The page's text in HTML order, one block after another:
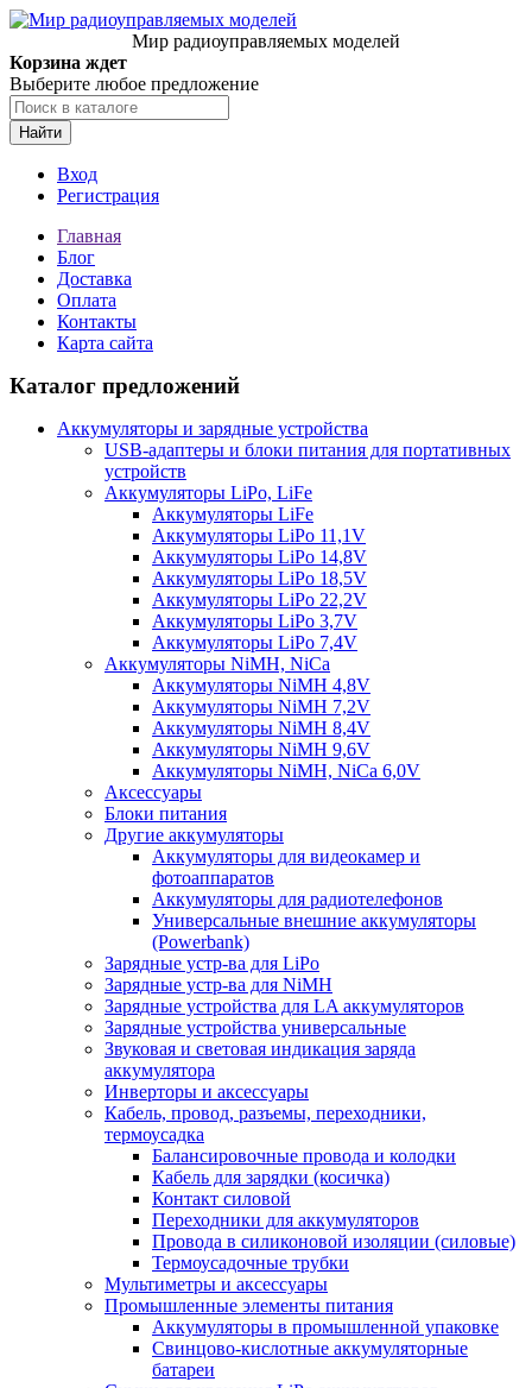
Мир радиоуправляемых моделей
Корзина ждет
Выберите любое предложение
Найти
Вход
Регистрация
Главная
Блог
Доставка
Оплата
Контакты
Карта сайта
Каталог предложений
Аккумуляторы и зарядные устройства
USB-адаптеры и блоки питания для портативных
устройств
Аккумуляторы LiPo, LiFe
Аккумуляторы LiFe
Аккумуляторы LiPo 11,1V
Аккумуляторы LiPo 14,8V
Аккумуляторы LiPo 18,5V
Аккумуляторы LiPo 22,2V
Аккумуляторы LiPo 3,7V
Аккумуляторы LiPo 7,4V
Аккумуляторы NiMH, NiCa
Аккумуляторы NiMH 4,8V
Аккумуляторы NiMH 7,2V
Аккумуляторы NiMH 8,4V
Аккумуляторы NiMH 9,6V
Аккумуляторы NiMH, NiCa 6,0V
Аксессуары
Блоки питания
Другие аккумуляторы
Аккумуляторы для видеокамер и
фотоаппаратов
Аккумуляторы для радиотелефонов
Универсальные внешние аккумуляторы
(Powerbank)
Зарядные устр-ва для LiPo
Зарядные устр-ва для NiMH
Зарядные устройства для LA аккумуляторов
Зарядные устройства универсальные
Звуковая и световая индикация заряда
аккумулятора
Инверторы и аксессуары
Кабель, провод, разъемы, переходники,
термоусадка
Балансировочные провода и колодки
Кабель для зарядки (косичка)
Контакт силовой
Переходники для аккумуляторов
Провода в силиконовой изоляции (силовые)
Термоусадочные трубки
Мультиметры и аксессуары
Промышленные элементы питания
Аккумуляторы в промышленной упаковке
Свинцово-кислотные аккумуляторные
батареи